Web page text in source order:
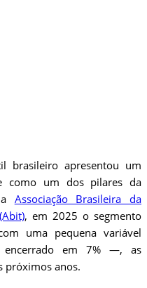
brasileiro apresentou um
como um dos pilares da
Associação Brasileira da
, em 2025 o segmento
uma pequena variável
em 7% —, as
próximos anos.